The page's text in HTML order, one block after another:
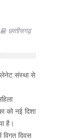
छत्‍तीसगढ़
संस्था से
को नई दिशा
है।
विगत दिवस